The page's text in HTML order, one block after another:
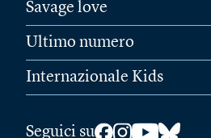
Savage love
Ultimo numero
Internazionale Kids
Seguici su